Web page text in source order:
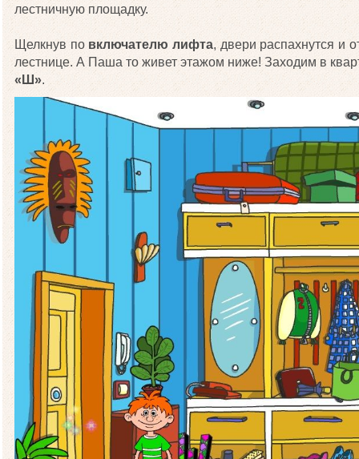
лестничную площадку.
Щелкнув по включателю лифта, двери распахнутся и
лестнице. А Паша то живет этажом ниже! Заходим в
«Ш».